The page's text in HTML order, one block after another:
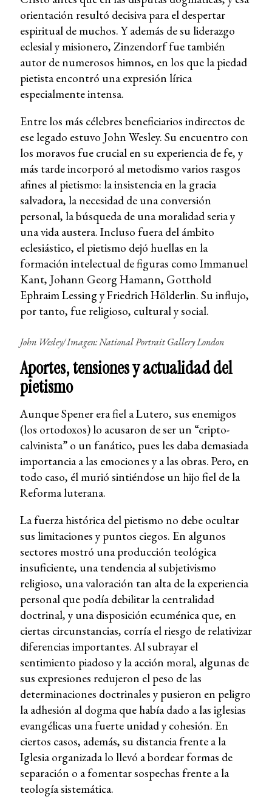
orientación resultó decisiva para el despertar
espiritual de muchos. Y además de su liderazgo
eclesial y misionero, Zinzendorf fue también
autor de numerosos himnos, en los que la piedad
pietista encontró una expresión lírica
especialmente intensa.
Entre los más célebres beneficiarios indirectos de
ese legado estuvo John Wesley. Su encuentro con
los moravos fue crucial en su experiencia de fe, y
más tarde incorporó al metodismo varios rasgos
afines al pietismo: la insistencia en la gracia
salvadora, la necesidad de una conversión
personal, la búsqueda de una moralidad seria y
una vida austera. Incluso fuera del ámbito
eclesiástico, el pietismo dejó huellas en la
formación intelectual de figuras como Immanuel
Kant, Johann Georg Hamann, Gotthold
Ephraim Lessing y Friedrich Hölderlin. Su influjo,
por tanto, fue religioso, cultural y social.
John Wesley/ Imagen: National Portrait Gallery London
Aportes, tensiones y actualidad del
pietismo
Aunque Spener era fiel a Lutero, sus enemigos
(los ortodoxos) lo acusaron de ser un “cripto-
calvinista” o un fanático, pues les daba demasiada
importancia a las emociones y a las obras. Pero, en
todo caso, él murió sintiéndose un hijo fiel de la
Reforma luterana.
La fuerza histórica del pietismo no debe ocultar
sus limitaciones y puntos ciegos. En algunos
sectores mostró una producción teológica
insuficiente, una tendencia al subjetivismo
religioso, una valoración tan alta de la experiencia
personal que podía debilitar la centralidad
doctrinal, y una disposición ecuménica que, en
ciertas circunstancias, corría el riesgo de relativizar
diferencias importantes. Al subrayar el
sentimiento piadoso y la acción moral, algunas de
sus expresiones redujeron el peso de las
determinaciones doctrinales y pusieron en peligro
la adhesión al dogma que había dado a las iglesias
evangélicas una fuerte unidad y cohesión. En
ciertos casos, además, su distancia frente a la
Iglesia organizada lo llevó a bordear formas de
separación o a fomentar sospechas frente a la
teología sistemática.